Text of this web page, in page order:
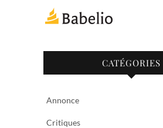
CATÉGORIES
Annonce
Critiques